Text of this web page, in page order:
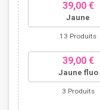
39,00 €
Jaune
13 Produits
39,00 €
Jaune fluo
3 Produits